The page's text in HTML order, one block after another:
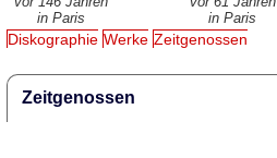
in Paris
in Paris
Diskographie Werke Zeitgenossen
Zeitgenossen